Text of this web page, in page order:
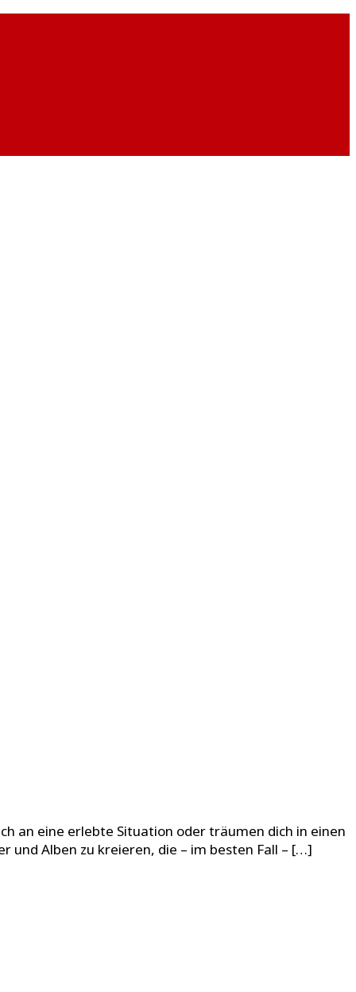
an eine erlebte Situation oder träumen dich in einen
und Alben zu kreieren, die – im besten Fall – […]